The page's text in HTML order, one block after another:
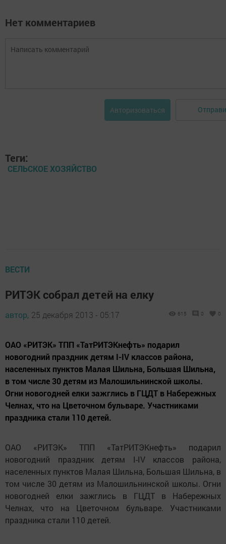
Нет комментариев
Авторизоваться
Теги:
СЕЛЬСКОЕ ХОЗЯЙСТВО
ВЕСТИ
РИТЭК собрал детей на елку
автор, 25 декабря 2013 - 05:17 615 0 0
ОАО «РИТЭК» ТПП «ТатРИТЭКнефть» подарил
новогодний праздник детям I-IV классов района,
населенных пунктов Малая Шильна, Большая Шильна,
в том числе 30 детям из Малошильнинской школы.
Огни новогодней елки зажглись в ГЦДТ в Набережных
Челнах, что на Цветочном бульваре. Участниками
праздника стали 110 детей.
ОАО «РИТЭК» ТПП «ТатРИТЭКнефть» подарил
новогодний праздник детям I-IV классов района,
населенных пунктов Малая Шильна, Большая Шильна, в
том числе 30 детям из Малошильнинской школы. Огни
новогодней елки зажглись в ГЦДТ в Набережных
Челнах, что на Цветочном бульваре. Участниками
праздника стали 110 детей.